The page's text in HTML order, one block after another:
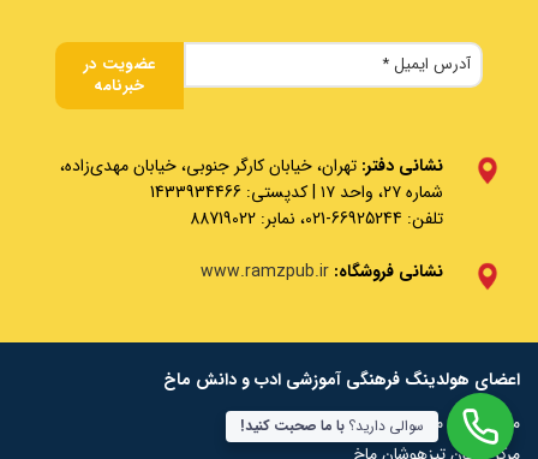
نشانی دفتر: تهران، خیابان کارگر جنوبی، خیابان مهدی‌زاده،
شماره ۲۷، واحد ۱۷ | کدپستی: 1433934466
تلفن: 66925244-021، نمابر: 88719022
نشانی فروشگاه: www.ramzpub.ir
اعضای هولدینگ فرهنگی آموزشی ادب و دانش ماخ
مرکز المپیاد ماخ
مرکز آزمون تیزهوشان ماخ
سوالی دارید؟با ما صحبت کنید!